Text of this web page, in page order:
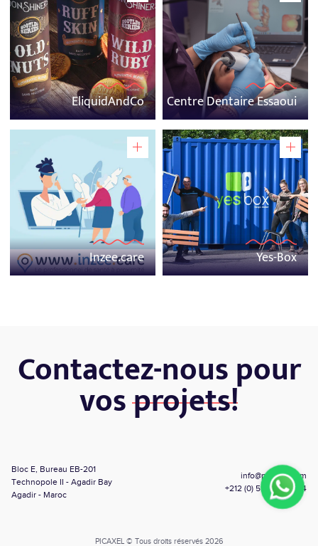
EliquidAndCo Centre Dentaire Essaoui
Inzee.care Yes-Box
Bloc E, Bureau EB-201
Technopole II - Agadir Bay
Agadir - Maroc
Contactez-nous pour
vosprojets!
info@picaxel.com
+212 (0) 5 28 84 01 64
PICAXEL © Tous droits réservés 2026